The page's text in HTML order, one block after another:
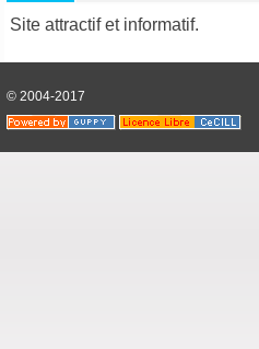
Site attractif et informatif.
© 2004-2017